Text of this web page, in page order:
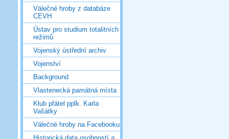
Válečné hroby z databáze
CEVH
Ústav pro studium totalitních
režimů
Vojenský ústřední archiv
Vojenství
Background
Vlastenecká památná místa
Klub přátel pplk. Karla
Vašátky
Válečné hroby na Facebooku